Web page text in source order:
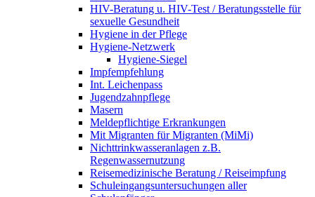
HIV-Beratung u. HIV-Test / Beratungsstelle für
sexuelle Gesundheit
Hygiene in der Pflege
Hygiene-Netzwerk
Hygiene-Siegel
Impfempfehlung
Int. Leichenpass
Jugendzahnpflege
Masern
Meldepflichtige Erkrankungen
Mit Migranten für Migranten (MiMi)
Nichttrinkwasseranlagen z.B.
Regenwassernutzung
Reisemedizinische Beratung / Reiseimpfung
Schuleingangsuntersuchungen aller